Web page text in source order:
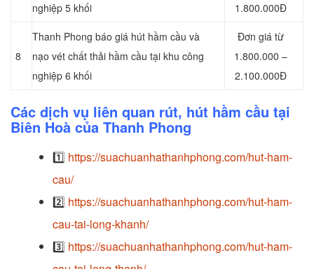
nghiệp 5 khối
1.800.000Đ
8
Thanh Phong báo giá hút hầm cầu và
nạo vét chất thải hầm cầu tại khu công
nghiệp 6 khối
Đơn giá từ
1.800.000 –
2.100.000Đ
Các dịch vụ liên quan rút, hút hầm cầu tại
Biên Hoà của Thanh Phong
1️⃣ https://suachuanhathanhphong.com/hut-ham-
cau/
2️⃣ https://suachuanhathanhphong.com/hut-ham-
cau-tai-long-khanh/
3️⃣ https://suachuanhathanhphong.com/hut-ham-